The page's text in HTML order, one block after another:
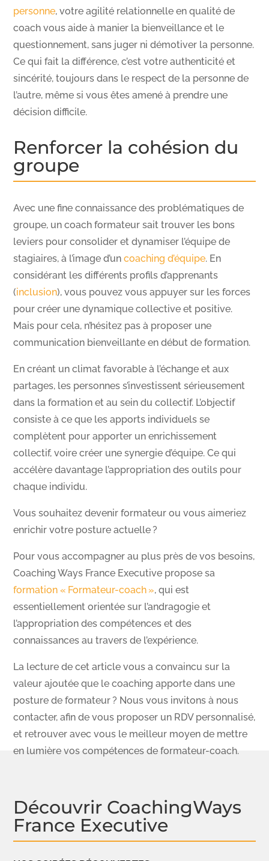
personne, votre agilité relationnelle en qualité de
coach vous aide à manier la bienveillance et le
questionnement, sans juger ni démotiver la personne.
Ce qui fait la différence, c’est votre authenticité et
sincérité, toujours dans le respect de la personne de
l’autre, même si vous êtes amené à prendre une
décision difficile.
Renforcer la cohésion du
groupe
Avec une fine connaissance des problématiques de
groupe, un coach formateur sait trouver les bons
leviers pour consolider et dynamiser l’équipe de
stagiaires, à l’image d’uncoaching d’équipe. En
considérant les différents profils d’apprenants
(inclusion), vous pouvez vous appuyer sur les forces
pour créer une dynamique collective et positive.
Mais pour cela, n’hésitez pas à proposer une
communication bienveillante en début de formation.
En créant un climat favorable à l’échange et aux
partages, les personnes s’investissent sérieusement
dans la formation et au sein du collectif. L’objectif
consiste à ce que les apports individuels se
complètent pour apporter un enrichissement
collectif, voire créer une synergie d’équipe. Ce qui
accélère davantage l’appropriation des outils pour
chaque individu.
Vous souhaitez devenir formateur ou vous aimeriez
enrichir votre posture actuelle ?
Pour vous accompagner au plus près de vos besoins,
Coaching Ways France Executive propose sa
formation « Formateur-coach », qui est
essentiellement orientée sur l’andragogie et
l’appropriation des compétences et des
connaissances au travers de l’expérience.
La lecture de cet article vous a convaincu sur la
valeur ajoutée que le coaching apporte dans une
posture de formateur ? Nous vous invitons à nous
contacter, afin de vous proposer un RDV personnalisé,
et retrouver avec vous le meilleur moyen de mettre
en lumière vos compétences de formateur-coach.
Découvrir CoachingWays
France Executive